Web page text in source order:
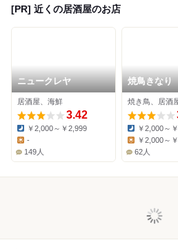
[PR] 近くの居酒屋のお店
ニュークレヤ
居酒屋、海鮮
3.42
Dinner:
￥2,000～￥2,999
-
149人
焼鳥きなり
焼き鳥、居酒
Dinner:
￥2,000～
Lunch:
￥2,000～
62人